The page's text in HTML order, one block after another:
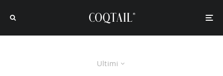
Ultimi